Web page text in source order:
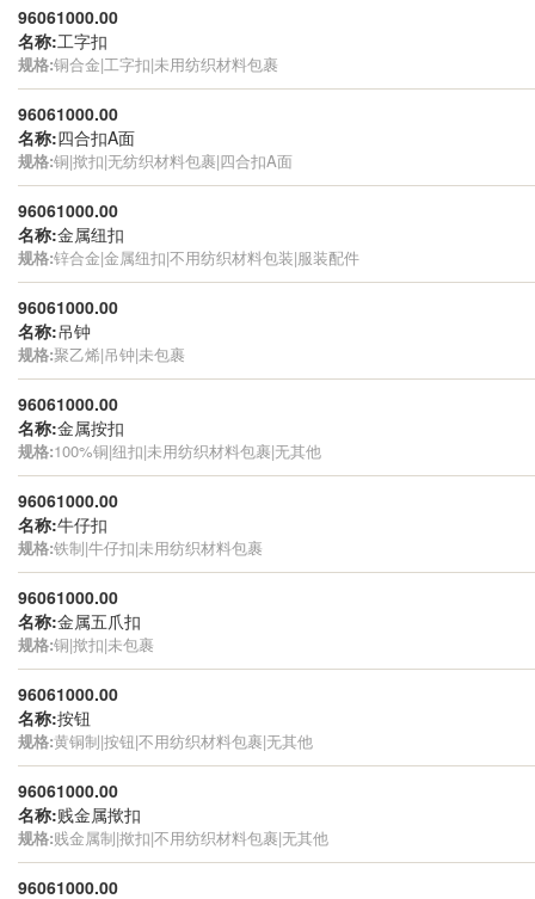
96061000.00
名称:工字扣
规格:铜合金|工字扣|未用纺织材料包裹
96061000.00
名称:四合扣A面
规格:铜|揿扣|无纺织材料包裹|四合扣A面
96061000.00
名称:金属纽扣
规格:锌合金|金属纽扣|不用纺织材料包装|服装配件
96061000.00
名称:吊钟
规格:聚乙烯|吊钟|未包裹
96061000.00
名称:金属按扣
规格:100%铜|纽扣|未用纺织材料包裹|无其他
96061000.00
名称:牛仔扣
规格:铁制|牛仔扣|未用纺织材料包裹
96061000.00
名称:金属五爪扣
规格:铜|揿扣|未包裹
96061000.00
名称:按钮
规格:黄铜制|按钮|不用纺织材料包裹|无其他
96061000.00
名称:贱金属揿扣
规格:贱金属制|揿扣|不用纺织材料包裹|无其他
96061000.00